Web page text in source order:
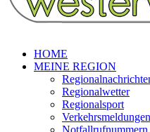
HOME
MEINE REGION
Regionalwetter
Regionalsport
Notfallrufnummern